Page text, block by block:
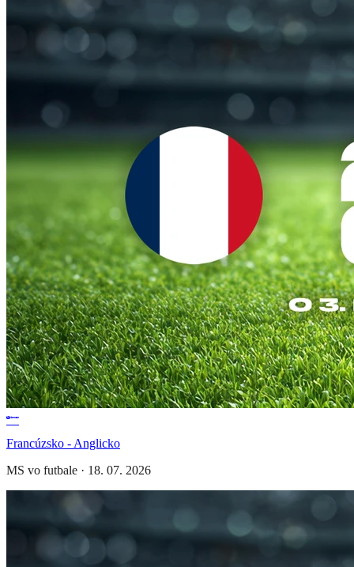
Francúzsko - Anglicko
MS vo futbale · 18. 07. 2026